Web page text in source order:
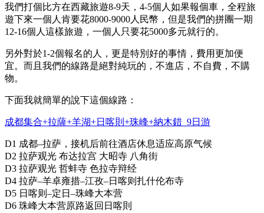
我們打個比方在西藏旅遊8-9天，4-5個人如果報個車，全程旅
遊下來一個人肯要花8000-9000人民幣，但是我們的拼團一期
12-16個人這樣旅遊，一個人只要花5000多元就行的。
另外對於1-2個報名的人，更是特別好的事情，費用更加便
宜。而且我們的線路是絕對純玩的，不進店，不自費，不購
物。
下面我就簡單的說下這個線路：
成都集合+拉薩+羊湖+日喀則+珠峰+納木錯 9日游
D1 成都–拉萨，接机后前往酒店休息适应高原气候
D2 拉萨观光 布达拉宫 大昭寺 八角街
D3 拉萨观光 哲蚌寺 色拉寺辩经
D4 拉萨–羊卓雍措–江孜–日喀则扎什伦布寺
D5 日喀则–定日–珠峰大本营
D6 珠峰大本营原路返回日喀則